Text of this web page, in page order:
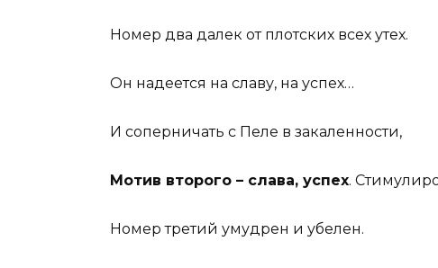
Номер два далек от плотских всех утех.
Он надеется на славу, на успех…
И соперничать с Пеле в закаленности,
Мотив второго – слава, успех.
Номер третий умудрен и убелен.